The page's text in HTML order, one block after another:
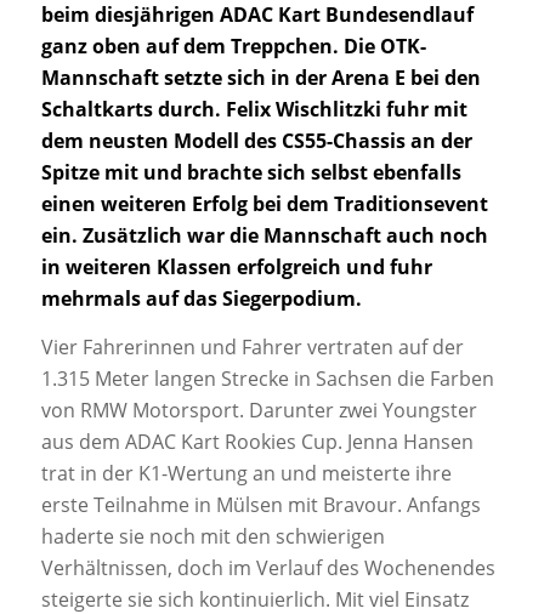
beim diesjährigen ADAC Kart Bundesendlauf
ganzoben auf dem Treppchen. Die OTK-
Mannschaft setzte sich in der Arena E bei den
Schaltkarts durch. Felix Wischlitzki fuhr mit
dem neusten Modell des CS55-Chassis an der
Spitze mit und brachte sich selbst ebenfalls
einen weiteren Erfolg bei dem Traditionsevent
ein. Zusätzlich war die Mannschaft auch noch
in weiteren Klassen erfolgreich und fuhr
mehrmals auf das Siegerpodium.
Vier Fahrerinnen und Fahrer vertraten auf der
1.315 Meter langen Strecke in Sachsen die Farben
von RMW Motorsport. Darunter zwei Youngster
aus dem ADAC Kart Rookies Cup. Jenna Hansen
trat in der K1-Wertung an und meisterte ihre
erste Teilnahme in Mülsen mit Bravour. Anfangs
haderte sie noch mit den schwierigen
Verhältnissen, doch im Verlauf des Wochenendes
steigerte sie sich kontinuierlich. Mit viel Einsatz